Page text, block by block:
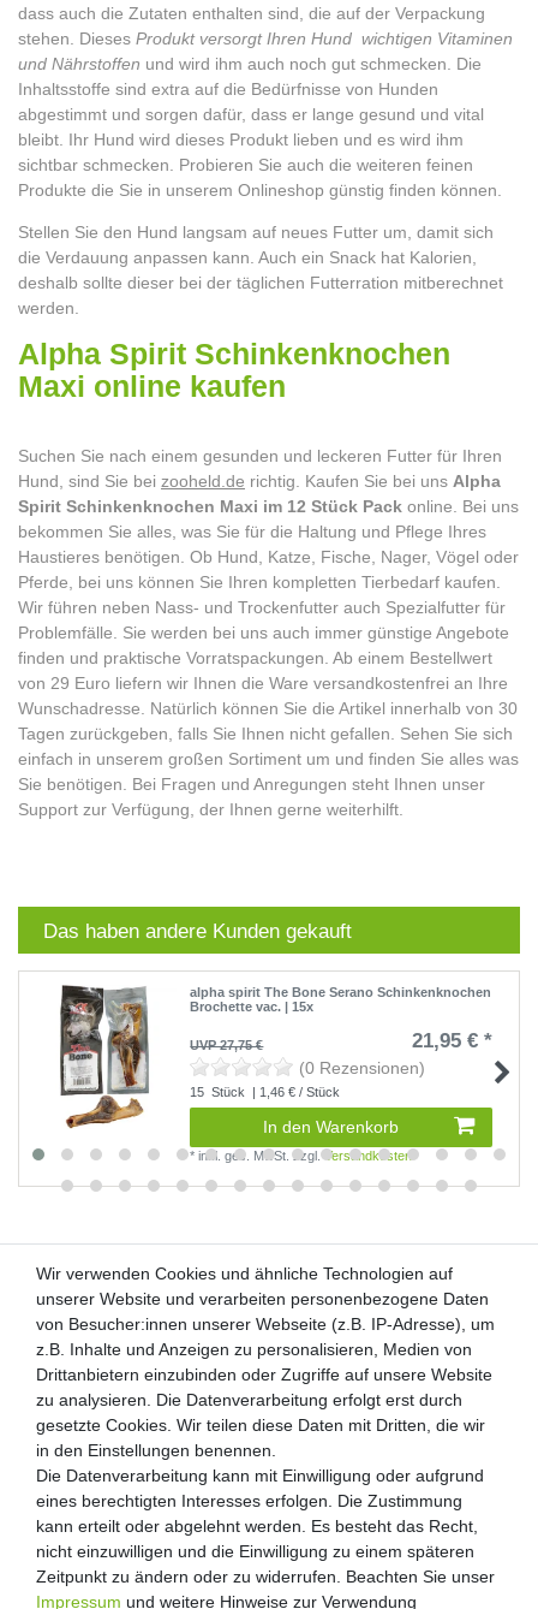
dass auch die Zutaten enthalten sind, die auf der Verpackung
stehen. Dieses Produkt versorgt Ihren Hund wichtigen Vitaminen
und Nährstoffen und wird ihm auch noch gut schmecken. Die
Inhaltsstoffe sind extra auf die Bedürfnisse von Hunden
abgestimmt und sorgen dafür, dass er lange gesund und vital
bleibt. Ihr Hund wird dieses Produkt lieben und es wird ihm
sichtbar schmecken. Probieren Sie auch die weiteren feinen
Produkte die Sie in unserem Onlineshop günstig finden können.
Stellen Sie den Hund langsam auf neues Futter um, damit sich
die Verdauung anpassen kann. Auch ein Snack hat Kalorien,
deshalb sollte dieser bei der täglichen Futterration mitberechnet
werden.
Alpha Spirit Schinkenknochen
Maxi online kaufen
Suchen Sie nach einem gesunden und leckeren Futter für Ihren
Hund, sind Sie bei zooheld.de richtig. Kaufen Sie bei uns Alpha
Spirit Schinkenknochen Maxi im 12 Stück Pack online. Bei uns
bekommen Sie alles, was Sie für die Haltung und Pflege Ihres
Haustieres benötigen. Ob Hund, Katze, Fische, Nager, Vögel oder
Pferde, bei uns können Sie Ihren kompletten Tierbedarf kaufen.
Wir führen neben Nass- und Trockenfutter auch Spezialfutter für
Problemfälle. Sie werden bei uns auch immer günstige Angebote
finden und praktische Vorratspackungen. Ab einem Bestellwert
von 29 Euro liefern wir Ihnen die Ware versandkostenfrei an Ihre
Wunschadresse. Natürlich können Sie die Artikel innerhalb von 30
Tagen zurückgeben, falls Sie Ihnen nicht gefallen. Sehen Sie sich
einfach in unserem großen Sortiment um und finden Sie alles was
Sie benötigen. Bei Fragen und Anregungen steht Ihnen unser
Support zur Verfügung, der Ihnen gerne weiterhilft.
Das haben andere Kunden gekauft
alpha spirit The Bone Serano Schinkenknochen
Brochette vac. | 15x
UVP 27,75 € 21,95 € *
(0 Rezensionen)
15 Stück | 1,46 € / Stück
In den Warenkorb
*inkl. ges. MwSt. zzgl. Versandkosten
Kunden-Anfragen: info@zooheld.de
Über uns
Zahlung und Versand
Retouren
Zooheld Blog
Widerrufsrecht
Vertrag widerrufen
Geschäftsbedingungen
Wir verwenden Cookies und ähnliche Technologien auf
unserer Website und verarbeiten personenbezogene Daten
von Besucher:innen unserer Webseite (z.B. IP-Adresse), um
z.B. Inhalte und Anzeigen zu personalisieren, Medien von
Drittanbietern einzubinden oder Zugriffe auf unsere Website
zu analysieren. Die Datenverarbeitung erfolgt erst durch
gesetzte Cookies. Wir teilen diese Daten mit Dritten, die wir
in den Einstellungen benennen.
Die Datenverarbeitung kann mit Einwilligung oder aufgrund
eines berechtigten Interesses erfolgen. Die Zustimmung
kann erteilt oder abgelehnt werden. Es besteht das Recht,
nicht einzuwilligen und die Einwilligung zu einem späteren
Zeitpunkt zu ändern oder zu widerrufen. Beachten Sie unser
Impressum und weitere Hinweise zur Verwendung
Wir verwenden Cookies und ähnliche Technologien auf
unserer Website und verarbeiten personenbezogene Daten
von Besucher:innen unserer Webseite (z.B. IP-Adresse), um
z.B. Inhalte und Anzeigen zu personalisieren, Medien von
Drittanbietern einzubinden oder Zugriffe auf unsere Website
zu analysieren. Die Datenverarbeitung erfolgt erst durch
gesetzte Cookies. Wir teilen diese Daten mit Dritten, die wir
in den Einstellungen benennen.
Die Datenverarbeitung kann mit Einwilligung oder aufgrund
eines berechtigten Interesses erfolgen. Die Zustimmung
kann erteilt oder abgelehnt werden. Es besteht das Recht,
nicht einzuwilligen und die Einwilligung zu einem späteren
Zeitpunkt zu ändern oder zu widerrufen. Beachten Sie unser
Impressum und weitere Hinweise zur Verwendung